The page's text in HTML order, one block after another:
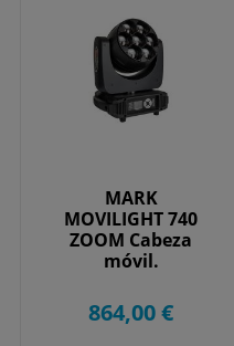
MARK
MOVILIGHT 740
ZOOM Cabeza
móvil.
864,00 €